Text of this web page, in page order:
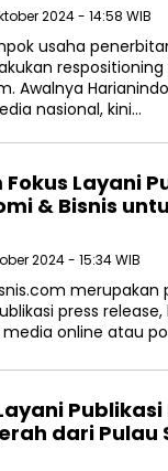
2024 - 14:58 WIB
usaha
Awalnya
nasional, kini…
Layani
& Bisnis
2024 - 15:34 WIB
press
online atau
Publikasi
dari